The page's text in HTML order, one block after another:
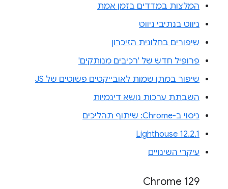
המלצות במדדים בזמן אמת
ניווט בנתיבי ניווט
שיפורים בחלונית הזיכרון
פרופיל חדש של 'רכיבים מנותקים'
שיפור במתן שמות לאובייקטים פשוטים של JS
השבתת ערכות נושא דינמיות
ניסוי ב-Chrome: שיתוף תהליכים
Lighthouse 12.2.1
עיקרי השינויים
Chrome 129